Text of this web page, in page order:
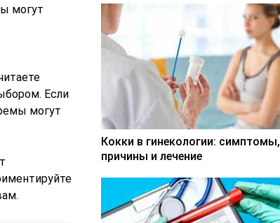
могут
Если
могут
Кокки в гинекологии: симптомы,
причины и лечение